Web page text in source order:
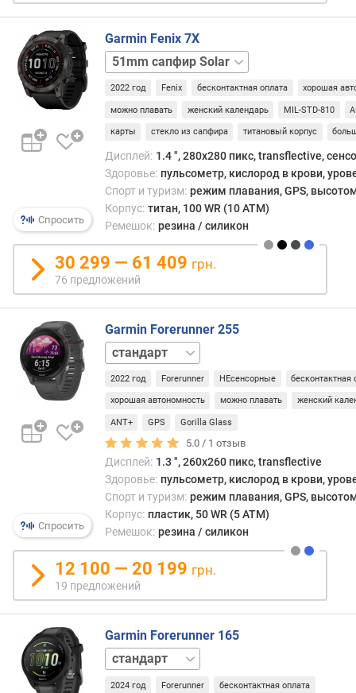
т
с
в
я
з
и
п
о
в
н
х
е
ж
и
м
о
в
ш
т
р
м
а
т
и
м
а
т
р
Спросить
Garmin Fenix 7X
51mm
Solar
2022 год Fenix бесконтактная оплата хорошая
можно плавать женский календарь MIL-STD-810
карты стекло из сапфира титановый корпус
Дисплей: 1.4 ", 280x280 пикс, transflective,
Здоровье: пульсометр, кислород в крови,
Спорт и туризм: режим плавания, GPS,
Корпус: титан, 100 WR (10 ATM)
Ремешок: резина / силикон
30 299 — 61 409 грн.
76 предложений
Спросить
Garmin Forerunner 255
music
2022 год Forerunner НЕсенсорные бесконтактная
хорошая автономность можно плавать женский
ANT+ GPS Gorilla Glass
5.0 / 1 отзыв
Дисплей: 1.3 ", 260x260 пикс, transflective
Здоровье: пульсометр, кислород в крови,
Спорт и туризм: режим плавания, GPS,
Корпус: пластик, 50 WR (5 ATM)
Ремешок: резина / силикон
12 100 — 20 199 грн.
19 предложений
Garmin Forerunner 165
music
2024 год Forerunner бесконтактная оплата